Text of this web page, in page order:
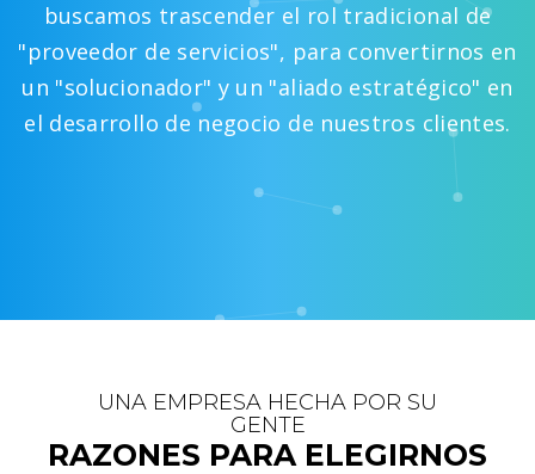
buscamos trascender el rol tradicional de
"proveedor de servicios", para convertirnos en
un "solucionador" y un "aliado estratégico" en
el desarrollo de negocio de nuestros clientes.
UNA EMPRESA HECHA POR SU
GENTE
RAZONES PARA ELEGIRNOS